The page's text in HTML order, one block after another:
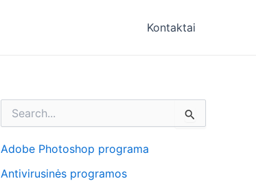
Kontaktai
k
t
Adobe Photoshop programa
Antivirusinės programos